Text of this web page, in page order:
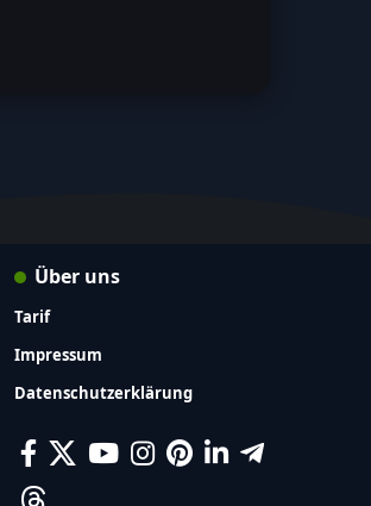
Über uns
Tarif
Impressum
Datenschutzerklärung